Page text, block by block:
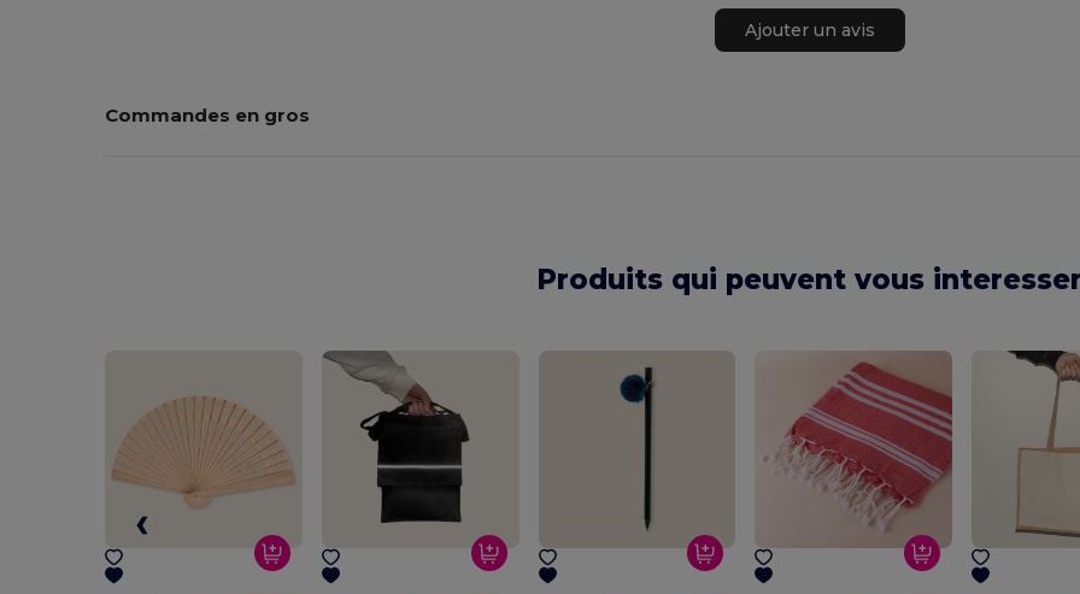
Ajouter un avis
Commandes en gros
Produits qui peuvent vous